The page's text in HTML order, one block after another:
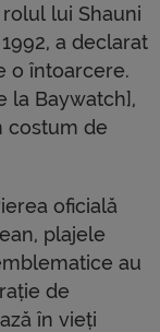
lui Shauni
a declarat
o întoarcere.
la Baywatch],
costum de
oficială
plajele
au
de
în vieți